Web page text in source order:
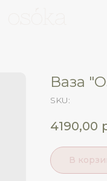
Ваза
SKU:
4190,00
В